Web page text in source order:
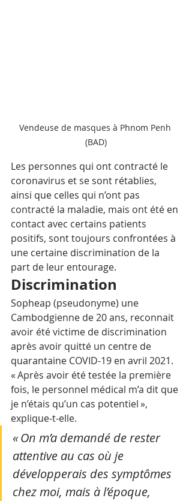
Vendeuse de masques à Phnom Penh
(BAD)
Les personnes qui ont contracté le
coronavirus et se sont rétablies,
ainsi que celles qui n’ont pas
contracté la maladie, mais ont été en
contact avec certains patients
positifs, sont toujours confrontées à
une certaine discrimination de la
part de leur entourage.
Discrimination
Sopheap (pseudonyme) une
Cambodgienne de 20 ans, reconnait
avoir été victime de discrimination
après avoir quitté un centre de
quarantaine COVID-19 en avril 2021.
« Après avoir été testée la première
fois, le personnel médical m’a dit que
je n’étais qu’un cas potentiel »,
explique-t-elle.
« On m’a demandé de rester
attentive au cas où je
développerais des symptômes
chez moi, mais à l’époque,